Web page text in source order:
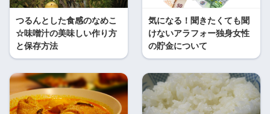
つるんとした食感のなめこ
☆味噌汁の美味しい作り方
と保存方法
気になる！聞きたくても聞
けないアラフォー独身女性
の貯金について